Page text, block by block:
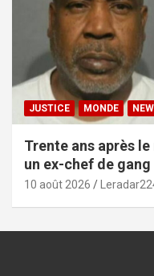
JUSTICE MONDE
Trente ans après
un ex-chef de
10 août 2026